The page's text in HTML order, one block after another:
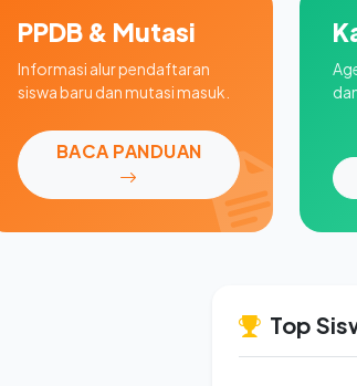
PPDB & Mutasi
Informasi alur pendaftaran
siswa baru dan mutasi masuk.
BACA PANDUAN
Top